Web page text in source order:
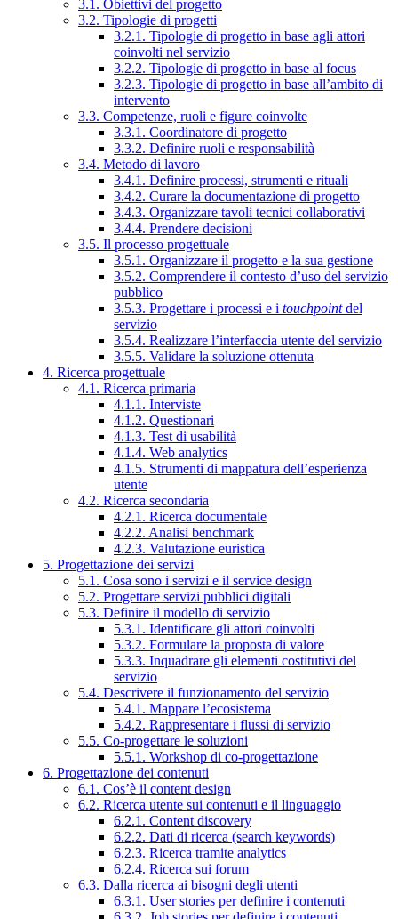
3.1. Obiettivi del progetto
3.2. Tipologie di progetti
3.2.1. Tipologie di progetto in base agli attori
coinvolti nel servizio
3.2.2. Tipologie di progetto in base al focus
3.2.3. Tipologie di progetto in base all’ambito di
intervento
3.3. Competenze, ruoli e figure coinvolte
3.3.1. Coordinatore di progetto
3.3.2. Definire ruoli e responsabilità
3.4. Metodo di lavoro
3.4.1. Definire processi, strumenti e rituali
3.4.2. Curare la documentazione di progetto
3.4.3. Organizzare tavoli tecnici collaborativi
3.4.4. Prendere decisioni
3.5. Il processo progettuale
3.5.1. Organizzare il progetto e la sua gestione
3.5.2. Comprendere il contesto d’uso del servizio
pubblico
3.5.3. Progettare i processi e i touchpointdel
servizio
3.5.4. Realizzare l’interfaccia utente del servizio
3.5.5. Validare la soluzione ottenuta
4. Ricerca progettuale
4.1. Ricerca primaria
4.1.1. Interviste
4.1.2. Questionari
4.1.3. Test di usabilità
4.1.4. Web analytics
4.1.5. Strumenti di mappatura dell’esperienza
utente
4.2. Ricerca secondaria
4.2.1. Ricerca documentale
4.2.2. Analisi benchmark
4.2.3. Valutazione euristica
5. Progettazione dei servizi
5.1. Cosa sono i servizi e il service design
5.2. Progettare servizi pubblici digitali
5.3. Definire il modello di servizio
5.3.1. Identificare gli attori coinvolti
5.3.2. Formulare la proposta di valore
5.3.3. Inquadrare gli elementi costitutivi del
servizio
5.4. Descrivere il funzionamento del servizio
5.4.1. Mappare l’ecosistema
5.4.2. Rappresentare i flussi di servizio
5.5. Co-progettare le soluzioni
5.5.1. Workshop di co-progettazione
6. Progettazione dei contenuti
6.1. Cos’è il content design
6.2. Ricerca utente sui contenuti e il linguaggio
6.2.1. Content discovery
6.2.2. Dati di ricerca (search keywords)
6.2.3. Ricerca tramite analytics
6.2.4. Ricerca sui forum
6.3. Dalla ricerca ai bisogni degli utenti
6.3.1. User stories per definire i contenuti